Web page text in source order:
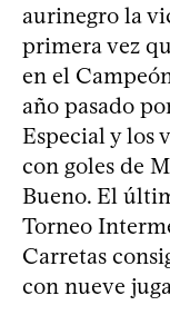
aurinegro la
primera vez
en el
año pasado
Especial y los
con goles de
Bueno. El
Torneo
Carretas
con nueve